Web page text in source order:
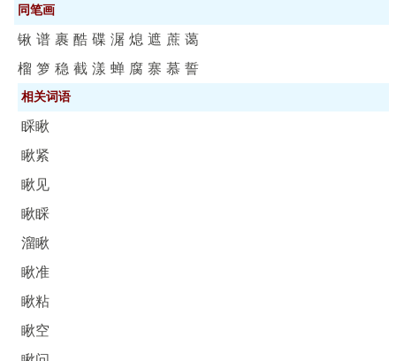
同笔画
锹 谱 裹 酷 碟 潳 熄 遮 蔗 蔼
榴 箩 稳 截 漾 蝉 腐 寨 慕 誓
相关词语
睬瞅
瞅紧
瞅见
瞅睬
溜瞅
瞅准
瞅粘
瞅空